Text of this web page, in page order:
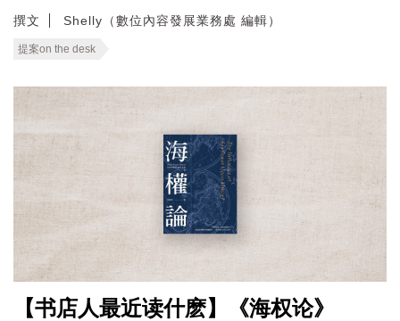
撰文 Shelly（數位內容發展業務處 編輯）
提案on the desk
【书店人最近读什麽】《海权论》